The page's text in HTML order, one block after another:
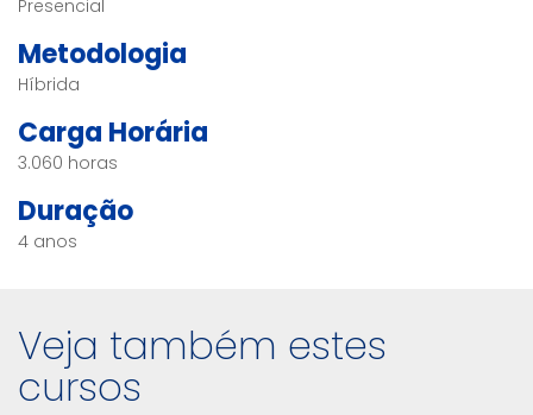
Presencial
Metodologia
Híbrida
Carga Horária
3.060 horas
Duração
4 anos
Veja também estes
cursos